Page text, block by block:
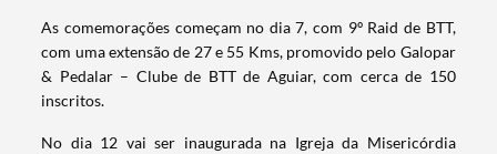
As comemorações começam no dia 7, com 9º Raid de BTT,
com uma extensão de 27 e 55 Kms, promovido pelo Galopar
& Pedalar – Clube de BTT de Aguiar, com cerca de 150
inscritos.
No dia 12 vai ser inaugurada na Igreja da Misericórdia